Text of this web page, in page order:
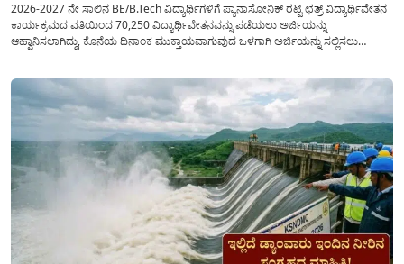
2026-2027 ನೇ ಸಾಲಿನ BE/B.Tech ವಿದ್ಯಾರ್ಥಿಗಳಿಗೆ ಪ್ಯಾನಾಸೋನಿಕ್ ರಟ್ಟಿ ಛತ್ರ್ ವಿದ್ಯಾರ್ಥಿವೇತನ
ಕಾರ್ಯಕ್ರಮದ ವತಿಯಿಂದ 70,250 ವಿದ್ಯಾರ್ಥಿವೇತನವನ್ನು ಪಡೆಯಲು ಅರ್ಜಿಯನ್ನು
ಆಹ್ವಾನಿಸಲಾಗಿದ್ದು, ಕೊನೆಯ ದಿನಾಂಕ ಮುಕ್ತಾಯವಾಗುವುದ ಒಳಗಾಗಿ ಅರ್ಜಿಯನ್ನು ಸಲ್ಲಿಸಲು
ಜಾರಿಗೆ...